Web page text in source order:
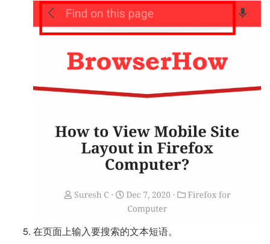
在页面上输入要搜索的文本短语。